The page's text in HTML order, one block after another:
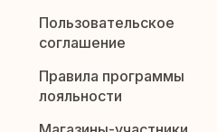
Пользовательское
соглашение
Правила программы
лояльности